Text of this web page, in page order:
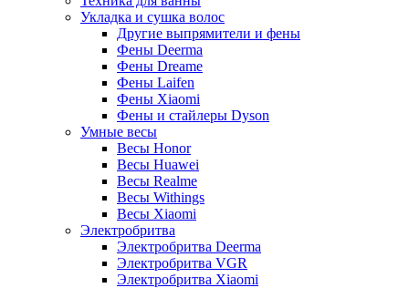
Укладка и сушка волос
Другие выпрямители и фены
Фены Deerma
Фены Dreame
Фены Laifen
Фены Xiaomi
Фены и стайлеры Dyson
Умные весы
Весы Honor
Весы Huawei
Весы Realme
Весы Withings
Весы Xiaomi
Электробритва
Электробритва Deerma
Электробритва VGR
Электробритва Xiaomi